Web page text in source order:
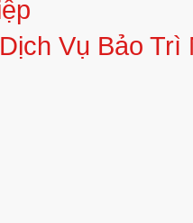
Dịch Vụ Bảo Trì